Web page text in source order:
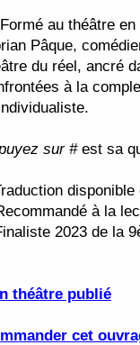
Formé au théâtre
Pâque,
du réel, ancré
à la
sur #est sa
à la
2023 de la
théâtre publié
cet